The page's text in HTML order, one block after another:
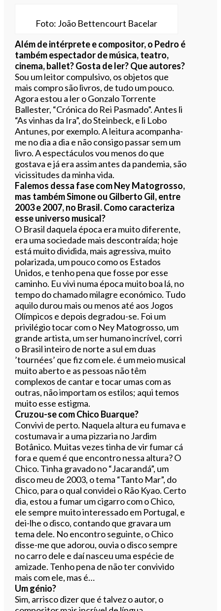
Foto: João Bettencourt Bacelar
Além de intérprete e compositor, o Pedro é
também espectador de música, teatro,
cinema, ballet? Gosta de ler? Que autores?
Sou um leitor compulsivo, os objetos que
mais compro são livros, de tudo um pouco.
Agora estou a ler o Gonzalo Torrente
Ballester, “Crónica do Rei Pasmado”. Antes li
“As vinhas da Ira”, do Steinbeck, e li Lobo
Antunes, por exemplo. A leitura acompanha-
me no dia a dia e não consigo passar sem um
livro. A espectáculos vou menos do que
gostava e já era assim antes da pandemia, são
vicissitudes da minha vida.
Falemos dessa fase com Ney Matogrosso,
mas também Simone ou Gilberto Gil, entre
2003 e 2007, no Brasil. Como caracteriza
esse universo musical?
O Brasil daquela época era muito diferente,
era uma sociedade mais descontraída; hoje
está muito dividida, mais agressiva, muito
polarizada, um pouco como os Estados
Unidos, e tenho pena que fosse por esse
caminho. Eu vivi numa época muito boa lá, no
tempo do chamado milagre económico. Tudo
aquilo durou mais ou menos até aos Jogos
Olímpicos e depois degradou-se. Foi um
privilégio tocar com o Ney Matogrosso, um
grande artista, um ser humano incrível, corri
o Brasil inteiro de norte a sul em duas
’tournées’ que fiz com ele. é um meio musical
muito aberto e as pessoas não têm
complexos de cantar e tocar umas com as
outras, não importam os estilos; aqui temos
muito esse estigma.
Cruzou-se com Chico Buarque?
Convivi de perto. Naquela altura eu fumava e
costumava ir a uma pizzaria no Jardim
Botânico. Muitas vezes tinha de vir fumar cá
fora e quem é que encontro nessa altura? O
Chico. Tinha gravado no “Jacarandá”, um
disco meu de 2003, o tema “Tanto Mar”, do
Chico, para o qual convidei o Rão Kyao. Certo
dia, estou a fumar um cigarro com o Chico,
ele sempre muito interessado em Portugal, e
dei-lhe o disco, contando que gravara um
tema dele. No encontro seguinte, o Chico
disse-me que adorou, ouvia o disco sempre
no carro dele e daí nasceu uma espécie de
amizade. Tenho pena de não ter convivido
mais com ele, mas é…
Um génio?
Sim, arrisco dizer que é talvez o autor, o